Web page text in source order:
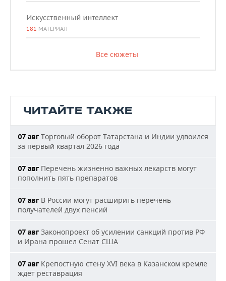
Искусственный интеллект
181 МАТЕРИАЛ
Все сюжеты
ЧИТАЙТЕ ТАКЖЕ
07 авг Торговый оборот Татарстана и Индии удвоился
за первый квартал 2026 года
07 авг Перечень жизненно важных лекарств могут
пополнить пять препаратов
07 авг В России могут расширить перечень
получателей двух пенсий
07 авг Законопроект об усилении санкций против РФ
и Ирана прошел Сенат США
07 авг Крепостную стену XVI века в Казанском кремле
ждет реставрация